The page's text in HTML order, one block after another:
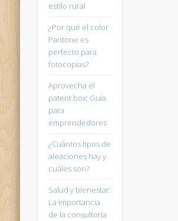
estilo rural
¿Por qué el color
Pantone es
perfecto para
fotocopias?
Aprovecha el
patent box: Guía
para
emprendedores
¿Cuántos tipos de
aleaciones hay y
cuáles son?
Salud y bienestar:
La importancia
de la consultoría